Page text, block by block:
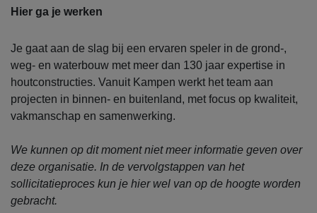
Hier ga je werken
Je gaat aan de slag bij een ervaren speler in de grond-,
weg- en waterbouw met meer dan 130 jaar expertise in
houtconstructies. Vanuit Kampen werkt het team aan
projecten in binnen- en buitenland, met focus op kwaliteit,
vakmanschap en samenwerking.
We kunnen op dit moment niet meer informatie geven over
deze organisatie. In de vervolgstappen van het
sollicitatieproces kun je hier wel van op de hoogte worden
gebracht.